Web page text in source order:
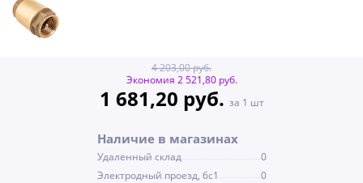
4 203,00 руб.
Экономия 2 521,80 руб.
1 681,20 руб. за 1 шт
Наличие в магазинах
Удаленный склад
0
Электродный проезд, 6с1
0